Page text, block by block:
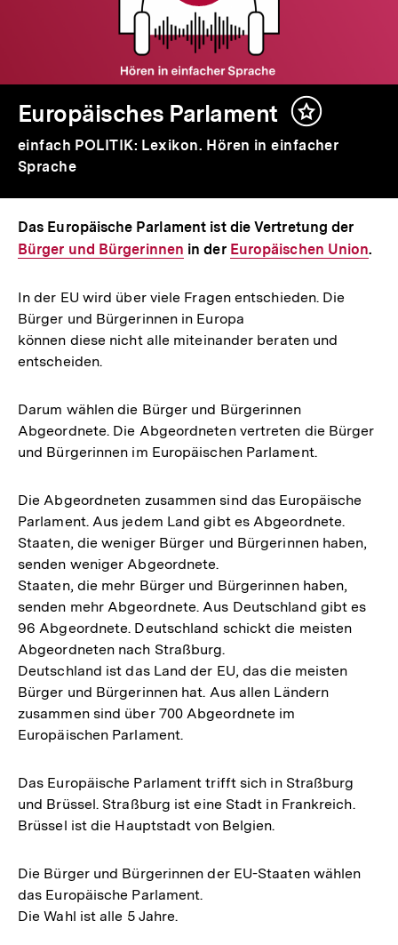
Europäisches Parlament
Inhalt
merken
einfach POLITIK: Lexikon. Hören in einfacher
Sprache
Das Europäische Parlament ist die Vertretung der
Link:
Bürger und Bürgerinnen in der Interner
Europäischen Union.
In der EU wird über viele Fragen entschieden. Die
Bürger und Bürgerinnen in Europa
können diese nicht alle miteinander beraten und
entscheiden.
Darum wählen die Bürger und Bürgerinnen
Abgeordnete. Die Abgeordneten vertreten die Bürger
und Bürgerinnen im Europäischen Parlament.
Die Abgeordneten zusammen sind das Europäische
Parlament. Aus jedem Land gibt es Abgeordnete.
Staaten, die weniger Bürger und Bürgerinnen haben,
senden weniger Abgeordnete.
Staaten, die mehr Bürger und Bürgerinnen haben,
senden mehr Abgeordnete. Aus Deutschland gibt es
96 Abgeordnete. Deutschland schickt die meisten
Abgeordneten nach Straßburg.
Deutschland ist das Land der EU, das die meisten
Bürger und Bürgerinnen hat. Aus allen Ländern
zusammen sind über 700 Abgeordnete im
Europäischen Parlament.
Das Europäische Parlament trifft sich in Straßburg
und Brüssel. Straßburg ist eine Stadt in Frankreich.
Brüssel ist die Hauptstadt von Belgien.
Die Bürger und Bürgerinnen der EU-Staaten wählen
das Europäische Parlament.
Die Wahl ist alle 5 Jahre.